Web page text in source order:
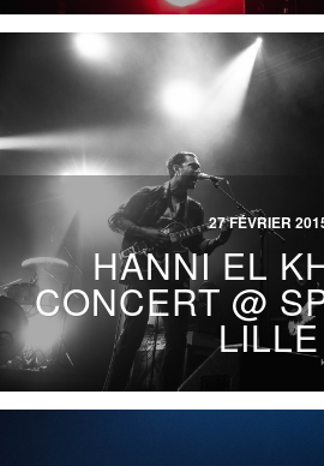
27 FÉVRIER
HANNI EL
CONCERT @
LILLE